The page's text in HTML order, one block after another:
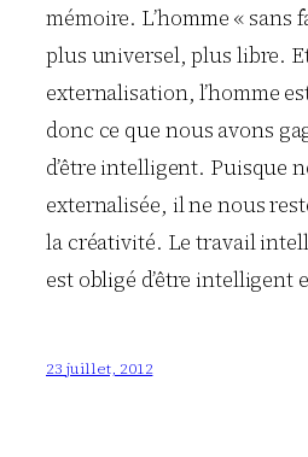
mémoire. L’homme « sans
plus universel, plus libre.
externalisation, l’homme
donc ce que nous avons
d’être intelligent. Puisque
externalisée, il ne nous
la créativité. Le travail
est obligé d’être intelligent
23 juillet, 2012